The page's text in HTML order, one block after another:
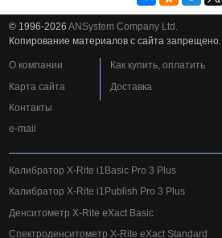
© 1996-2026ANSystem Company Ltd.
Копирование материалов с сайта запрещено.
О компании
Карта сайта
Контакты
e-mail
Как купить, оплатить
Доставка
Калибратор X-Rite i1Basic Pro 3 Plus
Калибратор X-Rite i1Publish Pro 3 Plus
Денситометр X-Rite eXact Basic
Спектроденситометр X-Rite eXact Standard